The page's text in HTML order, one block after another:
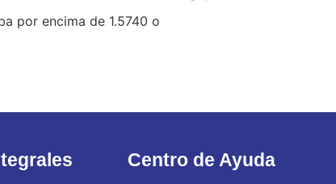
por encima de 1.5740 o
Centro de Ayuda